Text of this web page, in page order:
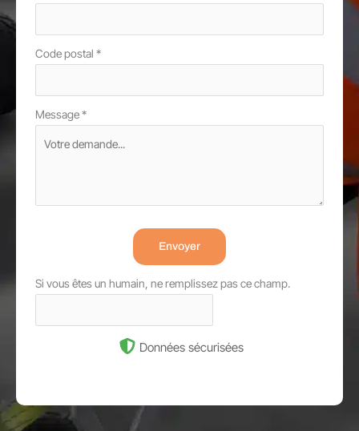
Code postal *
Message*
Envoyer
Si vous êtes un humain, ne remplissez pas ce champ.
Données sécurisées